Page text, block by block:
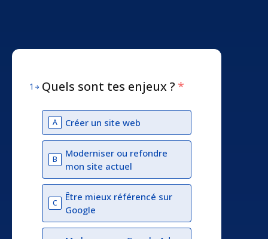
1 Quels sont tes enjeux ? *
A Créer un site web
B
Moderniser ou refondre
mon site actuel
C
Être mieux référencé sur
Google